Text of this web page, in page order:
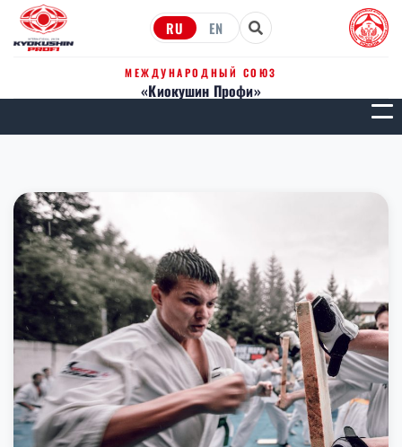
RU EN
МЕЖДУНАРОДНЫЙ СОЮЗ
«Киокушин Профи»